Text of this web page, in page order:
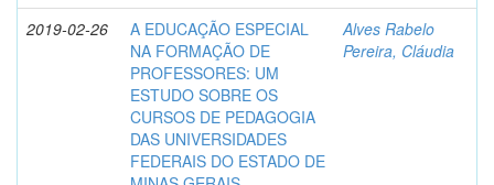
2019-02-26
A EDUCAÇÃO ESPECIAL
NA FORMAÇÃO DE
PROFESSORES: UM
ESTUDO SOBRE OS
CURSOS DE PEDAGOGIA
DAS UNIVERSIDADES
FEDERAIS DO ESTADO DE
Alves Rabelo
Pereira, Cláudia